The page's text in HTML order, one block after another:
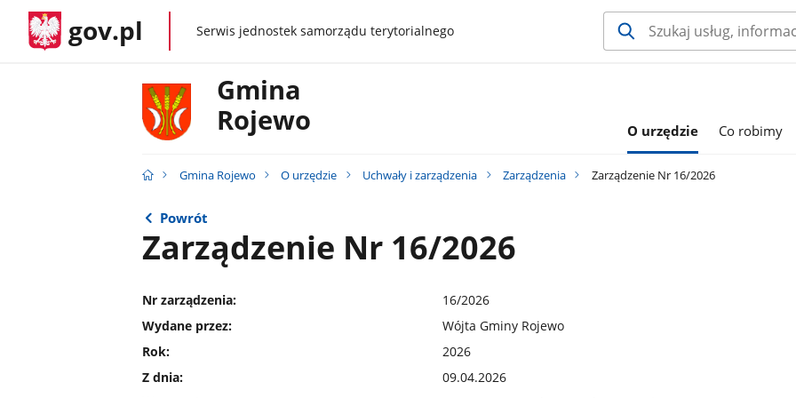
gov.pl gov.plSerwis jednostek samorządu terytorialnego
Gmina
Rojewo
O urzędzie Co robimy
Gmina Rojewo O urzędzie Uchwały i zarządzenia Zarządzenia Zarządzenie Nr 16/2026
Powrót
Zarządzenie Nr 16/2026
Nr zarządzenia:
16/2026
Wydane przez:
Wójta Gminy Rojewo
Rok:
2026
Z dnia:
09.04.2026